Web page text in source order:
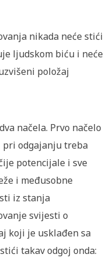
nikada neće stići
ljudskom biću i neće
položaj
načela. Prvo načelo
pri odgajanju treba
potencijale i sve
i međusobne
iz stanja
svijesti o
koji je usklađen sa
takav odgoj onda: